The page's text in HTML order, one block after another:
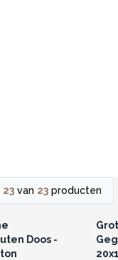
23van 23producten
u voor
Doos -